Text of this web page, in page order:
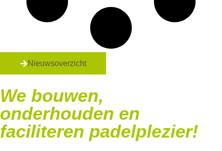
Nieuwsoverzicht
We bouwen,
onderhouden en
faciliteren padelplezier!